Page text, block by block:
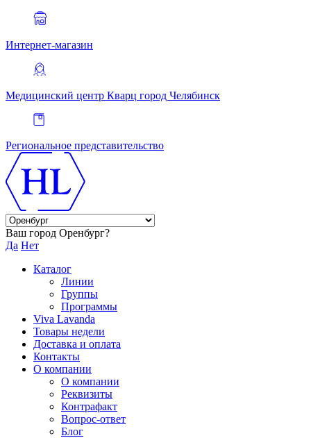
Интернет-магазин
Медицинский центр Кварц город Челябинск
Региональное представительство
Ваш город Оренбург?
Да Нет
Каталог
Линии
Группы
Программы
Viva Lavanda
Товары недели
Доставка и оплата
Контакты
О компании
О компании
Реквизиты
Контрафакт
Вопрос-ответ
Блог